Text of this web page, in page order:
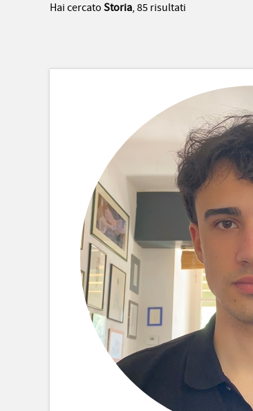
Hai cercato Storia, 85 risultati